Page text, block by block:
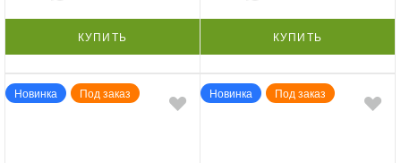
КУПИТЬ КУПИТЬ
Новинка Под заказ Новинка Под заказ